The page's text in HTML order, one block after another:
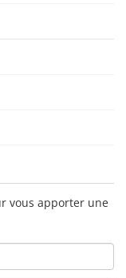
vous apporter une